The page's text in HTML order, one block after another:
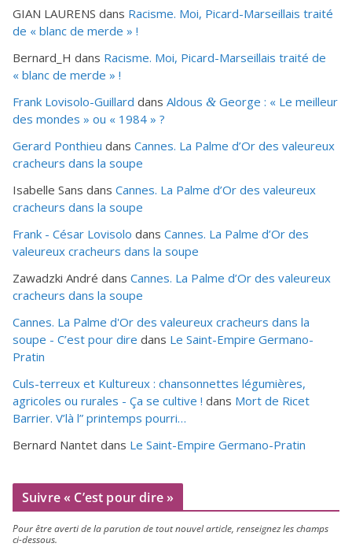
GIAN LAURENS dans Racisme. Moi, Picard-Marseillais traité
de « blanc de merde » !
Bernard_H dans Racisme. Moi, Picard-Marseillais traité de
« blanc de merde » !
Frank Lovisolo-Guillard dans Aldous & George : « Le meilleur
des mondes » ou « 1984 » ?
Gerard Ponthieu dans Cannes. La Palme d’Or des valeureux
cracheurs dans la soupe
Isabelle Sans dans Cannes. La Palme d’Or des valeureux
cracheurs dans la soupe
Frank - César Lovisolo dans Cannes. La Palme d’Or des
valeureux cracheurs dans la soupe
Zawadzki André dans Cannes. La Palme d’Or des valeureux
cracheurs dans la soupe
Cannes. La Palme d'Or des valeureux cracheurs dans la
soupe - C’est pour dire dans Le Saint-Empire Germano-
Pratin
Culs-terreux et Kultureux : chansonnettes légumières,
agricoles ou rurales - Ça se cultive ! dans Mort de Ricet
Barrier. V’là l” printemps pourri…
Bernard Nantet dans Le Saint-Empire Germano-Pratin
Suivre « C’est pour dire »
Pour être aver­ti de la paru­tion de tout nou­vel article, ren­sei­gnez les champs
ci-dessous.